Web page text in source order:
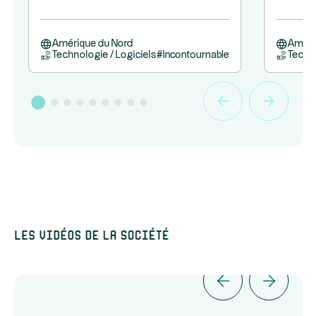
Amérique du Nord
Technologie / Logiciels# Incontournable
Les vidéos de la société